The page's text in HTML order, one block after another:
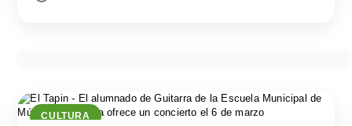
CULTURA